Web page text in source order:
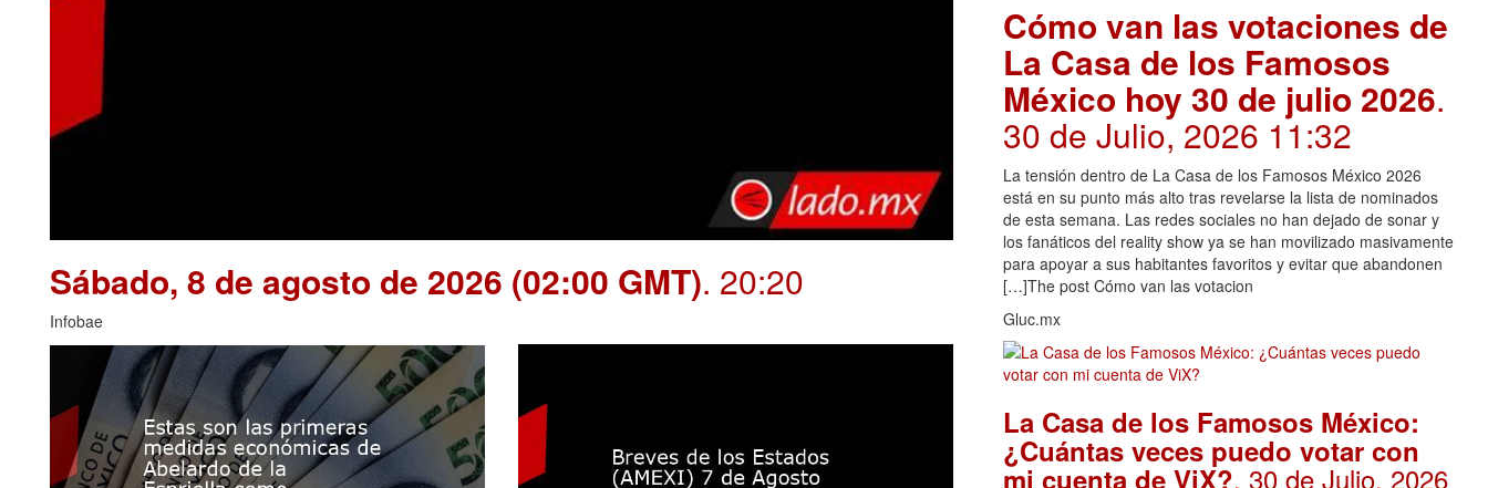
Sábado, 8 de agosto de 2026 (02:00 GMT). 20:20
Infobae
Cómo van las votaciones de
La Casa de los Famosos
México hoy 30 de julio 2026.
30 de Julio, 2026 11:32
La tensión dentro de La Casa de los Famosos México 2026
está en su punto más alto tras revelarse la lista de nominados
de esta semana. Las redes sociales no han dejado de sonar y
los fanáticos del reality show ya se han movilizado masivamente
para apoyar a sus habitantes favoritos y evitar que abandonen
[…]The post Cómo van las votacion
Gluc.mx
La Casa de los Famosos México:
¿Cuántas veces puedo votar con
mi cuenta de ViX?. 30 de Julio, 2026